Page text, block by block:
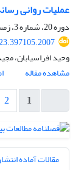
عملیات روانی
دوره 20، شماره 3، زمستان 1402، صفحه
وحید افراسیابان،
مشاهده مقاله
1
2
مقالات آماده